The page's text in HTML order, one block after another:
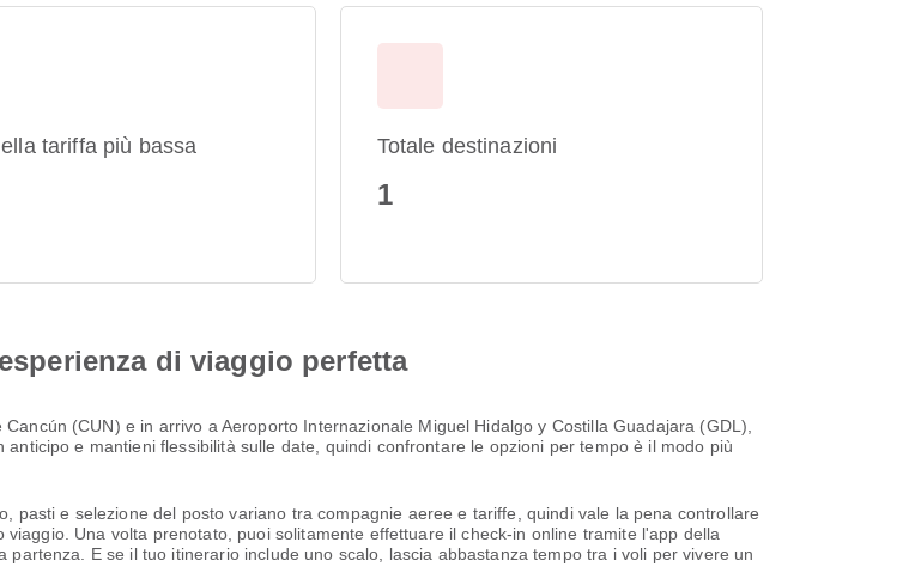
tariffa più bassa Totale destinazioni
1
di viaggio perfetta
(CUN) e in arrivo a Aeroporto Internazionale Miguel Hidalgo y Costilla Guadajara (GDL),
e mantieni flessibilità sulle date, quindi confrontare le opzioni per tempo è il modo più
pasti e selezione del posto variano tra compagnie aeree e tariffe, quindi vale la pena controllare
Una volta prenotato, puoi solitamente effettuare il check-in online tramite l'app della
E se il tuo itinerario include uno scalo, lascia abbastanza tempo tra i voli per vivere un